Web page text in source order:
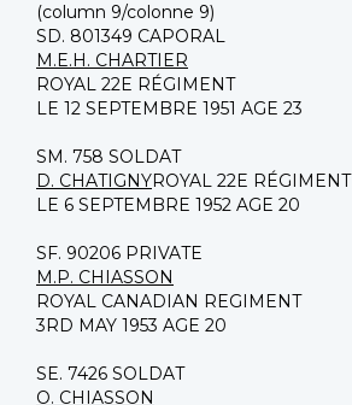
(column 9/colonne 9)
SD. 801349 CAPORAL
M.E.H. CHARTIER
ROYAL 22E RÉGIMENT
LE 12 SEPTEMBRE 1951 AGE 23
SM. 758 SOLDAT
D. CHATIGNYROYAL 22E RÉGIMENT
LE 6 SEPTEMBRE 1952 AGE 20
SF. 90206 PRIVATE
M.P. CHIASSON
ROYAL CANADIAN REGIMENT
3RD MAY 1953 AGE 20
SE. 7426 SOLDAT
O. CHIASSON